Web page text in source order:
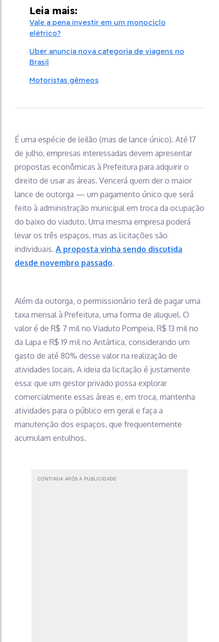
Leia mais:
Vale a pena investir em um monociclo
elétrico?
Uber anuncia nova categoria de viagens no
Brasil
Motoristas gêmeos
É uma espécie de leilão (mas de lance único). Até 17
de julho, empresas interessadas devem apresentar
propostas econômicas à Prefeitura para adquirir o
direito de usar as áreas. Vencerá quem der o maior
lance de outorga — um pagamento único que será
feito à administração municipal em troca da ocupação
do baixo do viaduto. Uma mesma empresa poderá
levar os três espaços, mas as licitações são
individuais. A proposta vinha sendo discutida
desde novembro passado.
Além da outorga, o permissionário terá de pagar uma
taxa mensal à Prefeitura, uma forma de aluguel. O
valor é de R$ 7 mil no Viaduto Pompeia, R$ 13 mil no
da Lapa e R$ 19 mil no Antártica, considerando um
gasto de até 80% desse valor na realização de
atividades locais. A ideia da licitação é justamente
essa: que um gestor privado possa explorar
comercialmente essas áreas e, em troca, mantenha
atividades para o público em geral e faça a
manutenção dos espaços, que frequentemente
acumulam entulhos.
CONTINUA APÓS A PUBLICIDADE